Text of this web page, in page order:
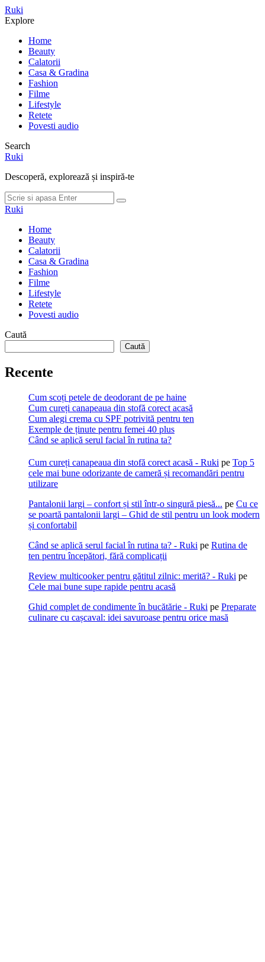
Meniu
Ruki
Cauta
Explore
Home
Beauty
Calatorii
Casa & Gradina
Fashion
Filme
Lifestyle
Retete
Povesti audio
Search
Ruki
Descoperă, explorează și inspiră-te
Cauta
dupa:
Cauta
Ruki
Home
Beauty
Calatorii
Casa & Gradina
Fashion
Filme
Lifestyle
Retete
Povesti audio
Caută
Caută
Recente
Cum scoți petele de deodorant de pe haine
Cum cureți canapeaua din stofă corect acasă
Cum alegi crema cu SPF potrivită pentru ten
Exemple de ținute pentru femei 40 plus
Când se aplică serul facial în rutina ta?
Cum cureți canapeaua din stofă corect acasă - Ruki pe Top 5
cele mai bune odorizante de cameră și recomandări pentru
utilizare
Pantalonii largi – confort și stil într-o singură piesă... pe Cu ce
se poartă pantalonii largi – Ghid de stil pentru un look modern
și confortabil
Când se aplică serul facial în rutina ta? - Ruki pe Rutina de
ten pentru începători, fără complicații
Review multicooker pentru gătitul zilnic: merită? - Ruki pe
Cele mai bune supe rapide pentru acasă
Ghid complet de condimente în bucătărie - Ruki pe Preparate
culinare cu cașcaval: idei savuroase pentru orice masă